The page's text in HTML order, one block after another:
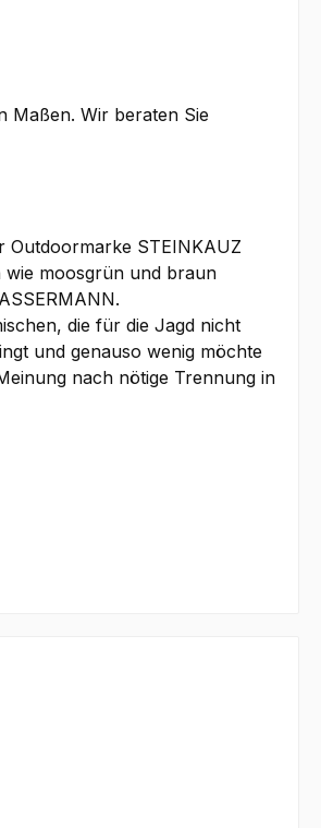
Maßen. Wir beraten Sie
Outdoormarke STEINKAUZ
wie moosgrün und braun
die für die Jagd nicht
und genauso wenig möchte
nach nötige Trennung in